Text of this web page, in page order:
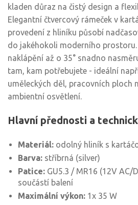
kladen důraz na čistý design a
Elegantní čtvercový rámeček v
provedení z hliníku působí
do jakéhokoli moderního
naklápění až o 35° snadno
tam, kam potřebujete - ideální
uměleckých děl, pracovních ploch
ambientní osvětlení.
Hlavní přednosti a
Materiál: odolný hliník s
Barva: stříbrná (silver)
Patice: GU5.3 / MR16 (12V AC/
součástí balení
Maximální výkon: 1x 35 W